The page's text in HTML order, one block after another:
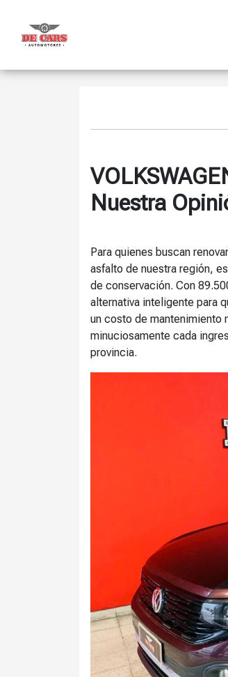
Nuestra
Para quienes buscan
asfalto de nuestra región,
de conservación. Con
alternativa inteligente para
un costo de mantenimiento
minuciosamente cada
provincia.